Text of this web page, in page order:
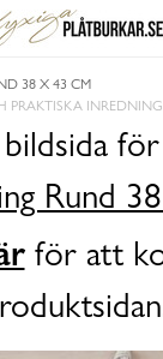
38 X 43 CM
PRAKTISKA
Rund
för att